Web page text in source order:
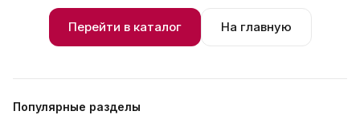
Перейти в каталог На главную
Популярные разделы